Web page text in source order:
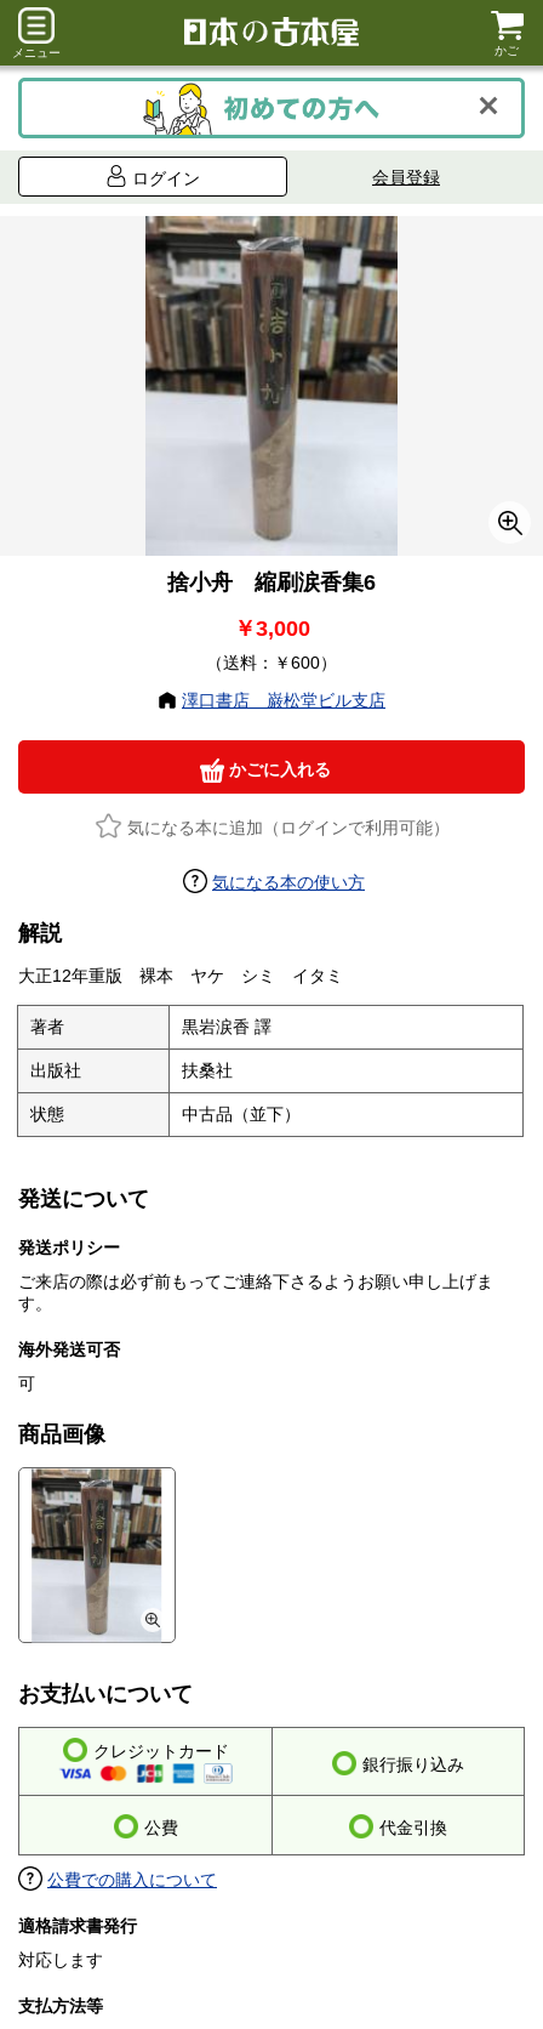
メニュー かご
ログイン 会員登録
捨小舟 縮刷涙香集6
￥3,000
（送料：￥600）
澤口書店 巌松堂ビル支店
かごに入れる
気になる本に追加（ログインで利用可能）
気になる本の使い方
解説
大正12年重版 裸本 ヤケ シミ イタミ
著者 黒岩涙香 譯
出版社 扶桑社
状態 中古品（並下）
発送について
発送ポリシー
ご来店の際は必ず前もってご連絡下さるようお願い申し上げま
す。
海外発送可否
可
商品画像
お支払いについて
クレジットカード
銀行振り込み
公費 代金引換
公費での購入について
適格請求書発行
対応します
支払方法等